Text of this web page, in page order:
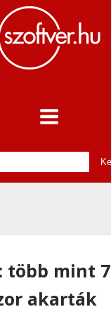
több mint 7
akarták